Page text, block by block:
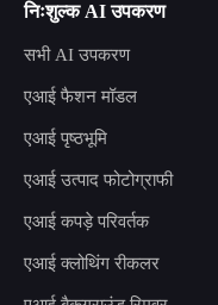
निःशुल्क AI उपकरण
सभी AI उपकरण
एआई फैशन मॉडल
एआई पृष्ठभूमि
एआई उत्पाद फोटोग्राफी
एआई कपड़े परिवर्तक
एआई क्लोथिंग रीकलर